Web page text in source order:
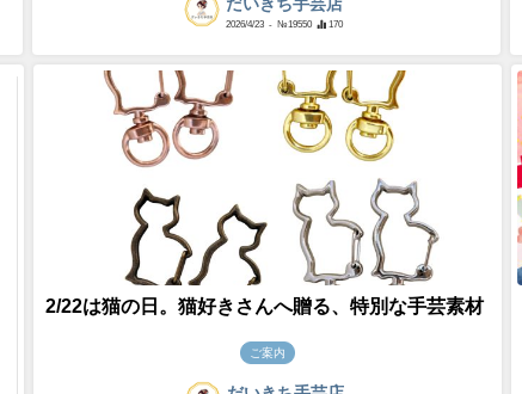
だいきち手芸店
2026/4/23 - №19550 170
2/22は猫の日。猫好きさんへ贈る、特別な手芸素材
ご案内